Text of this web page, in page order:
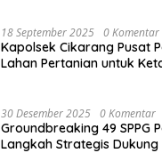
18 September 2025 0 Komentar
Kapolsek Cikarang Pusat
Lahan Pertanian untuk
30 Desember 2025 0 Komentar
Groundbreaking 49 SPPG
Langkah Strategis